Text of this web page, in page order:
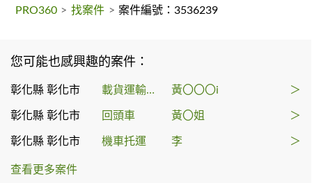
PRO360 > 找案件 > 案件編號：3536239
您可能也感興趣的案件：
彰化縣 彰化市 載貨運輸服務 黃〇〇〇i ＞
彰化縣 彰化市 回頭車 黃〇姐 ＞
彰化縣 彰化市 機車托運 李 ＞
查看更多案件